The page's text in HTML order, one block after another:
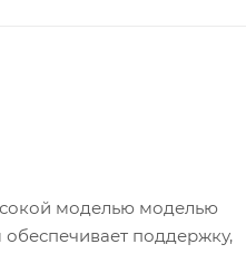
моделью моделью
обеспечивает поддержку,